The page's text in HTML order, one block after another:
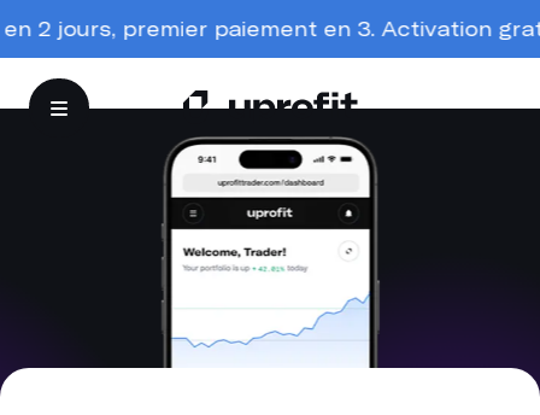
2 jours, premier paiement en 3. Activation